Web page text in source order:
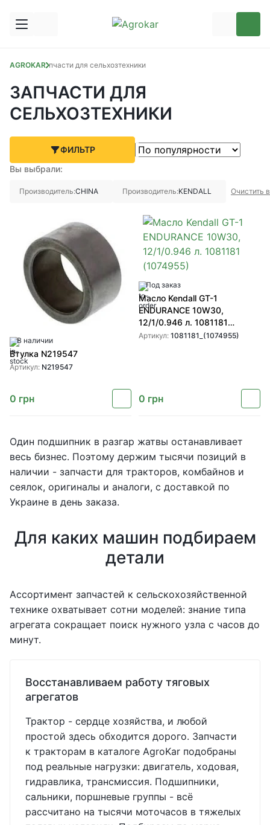
AGROKARЗапчасти для сельхозтехники
ЗАПЧАСТИ ДЛЯ
СЕЛЬХОЗТЕХНИКИ
ФИЛЬТР
Вы выбрали:
Производитель:CHINA Производитель:KENDALL Очистить
В наличии
Втулка N219547
Артикул: N219547
0 грн
Под заказ
Масло Kendall GT-1
ENDURANCE 10W30,
12/1/0.946 л. 1081181
(1074955)
Артикул: 1081181_(1074955)
0 грн
Один подшипник в разгар жатвы останавливает
весь бизнес. Поэтому держим тысячи позиций в
наличии - запчасти для тракторов, комбайнов и
сеялок, оригиналы и аналоги, с доставкой по
Украине в день заказа.
Для каких машин подбираем
детали
Ассортимент запчастей к сельскохозяйственной
технике охватывает сотни моделей: знание типа
агрегата сокращает поиск нужного узла с часов до
минут.
Восстанавливаем работу тяговых
агрегатов
Трактор - сердце хозяйства, и любой
простой здесь обходится дорого. Запчасти
к тракторам в каталоге AgroKar подобраны
под реальные нагрузки: двигатель, ходовая,
гидравлика, трансмиссия. Подшипники,
сальники, поршневые группы - всё
рассчитано на тысячи моточасов в тяжелых